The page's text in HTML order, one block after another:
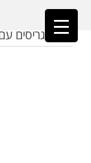
ראשי»ריזוטו גריסים
ריזוטו